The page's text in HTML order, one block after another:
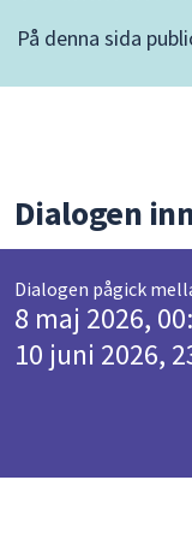
och
enter
något
av
På denna sida
Dialogen
Dialogen pågick
8 maj 2026,
10 juni 2026,